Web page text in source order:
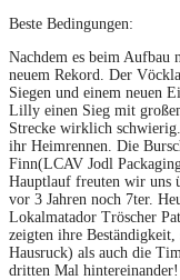
Beste Bedingungen:
Nachdem es beim Aufbau
neuem Rekord. Der
Siegen und einem neuen
Lilly einen Sieg mit
Strecke wirklich
ihr Heimrennen. Die
Finn(LCAV Jodl
Hauptlauf freuten wir uns
vor 3 Jahren noch 7ter.
Lokalmatador Tröscher
zeigten ihre
Hausruck) als auch die
dritten Mal hintereinander!